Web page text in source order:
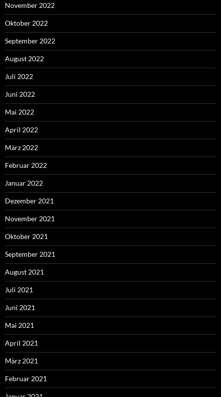
November 2022
Oktober 2022
September 2022
August 2022
Juli 2022
Juni 2022
Mai 2022
April 2022
März 2022
Februar 2022
Januar 2022
Dezember 2021
November 2021
Oktober 2021
September 2021
August 2021
Juli 2021
Juni 2021
Mai 2021
April 2021
März 2021
Februar 2021